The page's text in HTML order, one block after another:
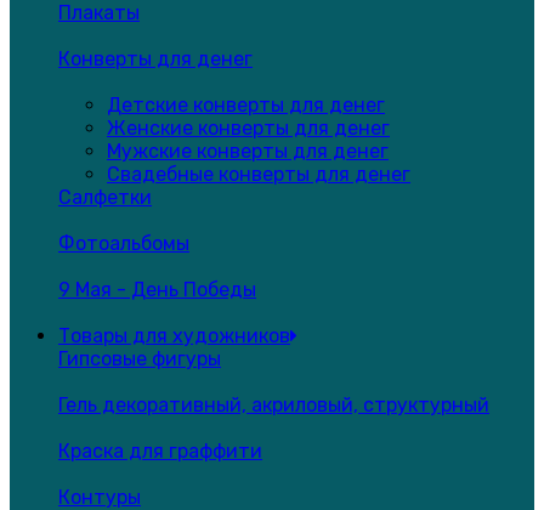
Плакаты
Конверты для денег
Детские конверты для денег
Женские конверты для денег
Мужские конверты для денег
Свадебные конверты для денег
Салфетки
Фотоальбомы
9 Мая - День Победы
Товары для художников
Гипсовые фигуры
Гель декоративный, акриловый, структурный
Краска для граффити
Контуры